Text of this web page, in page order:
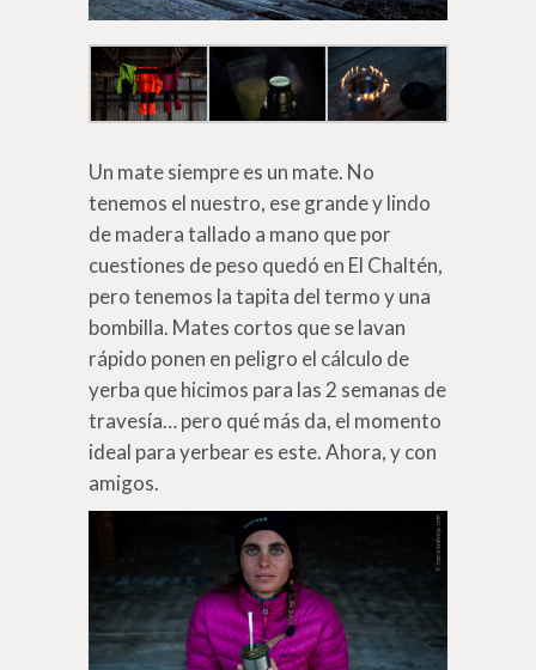
Un mate siempre es un mate. No
tenemos el nuestro, ese grande y lindo
de madera tallado a mano que por
cuestiones de peso quedó en El Chaltén,
pero tenemos la tapita del termo y una
bombilla. Mates cortos que se lavan
rápido ponen en peligro el cálculo de
yerba que hicimos para las 2 semanas de
travesía… pero qué más da, el momento
ideal para yerbear es este. Ahora, y con
amigos.